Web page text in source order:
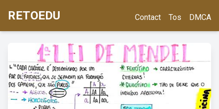
RETOEDU Contact Tos DMCA